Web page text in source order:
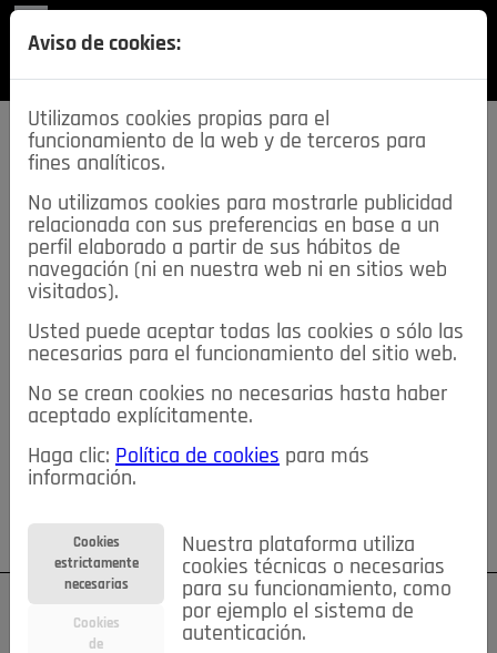
SECCIONES
descarga esta
REVISTA
≡NOTICIAS
NOTICIAS SERVICIOS DE INTERÉS
TABLÓN DE ANUNCIOS MIS ANUNCIOS CONTACTO
NOSOTROS
Su cuenta Regístrese ¿Olvidó su contraseña?
Aviso de cookies:
Utilizamos cookies propias para el
funcionamiento de la web y de terceros para
fines analíticos.
No utilizamos cookies para mostrarle publicidad
relacionada con sus preferencias en base a un
perfil elaborado a partir de sus hábitos de
navegación (ni en nuestra web ni en sitios web
visitados).
Usted puede aceptar todas las cookies o sólo las
necesarias para el funcionamiento del sitio web.
No se crean cookies no necesarias hasta haber
aceptado explícitamente.
Haga clic: Política de cookies para más
información.
Cookies
estrictamente
necesarias
Cookies
de
Nuestra plataforma utiliza
cookies técnicas o necesarias
para su funcionamiento, como
por ejemplo el sistema de
autenticación.